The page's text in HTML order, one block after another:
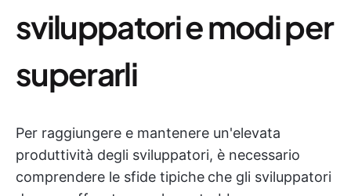
sviluppatori e modi per
superarli
Per raggiungere e mantenere un'elevata
produttività degli sviluppatori, è necessario
comprendere le sfide tipiche che gli sviluppatori